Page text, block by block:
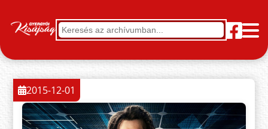
2015-12-01